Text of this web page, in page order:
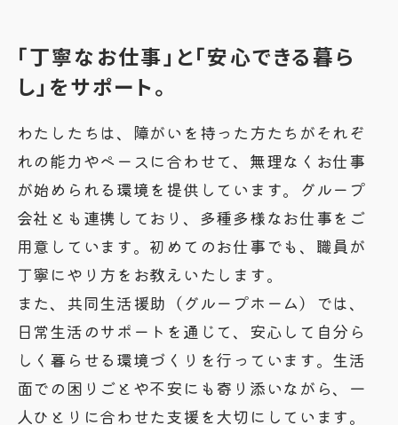
「丁寧なお仕事」と「安心できる暮ら
し」をサポート。
わたしたちは、障がいを持った方たちがそれぞ
れの能力やペースに合わせて、無理なくお仕事
が始められる環境を提供しています。グループ
会社とも連携しており、多種多様なお仕事をご
用意しています。初めてのお仕事でも、職員が
丁寧にやり方をお教えいたします。
また、共同生活援助（グループホーム）では、
日常生活のサポートを通じて、安心して自分ら
しく暮らせる環境づくりを行っています。生活
面での困りごとや不安にも寄り添いながら、一
人ひとりに合わせた支援を大切にしています。